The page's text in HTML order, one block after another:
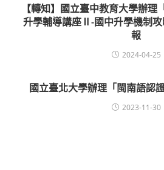
【轉知】國立臺中教育大學辦
升學輔導講座Ⅱ-國中升學機制
報
2024-04-25
國立臺北大學辦理「閩南語認
2023-11-30